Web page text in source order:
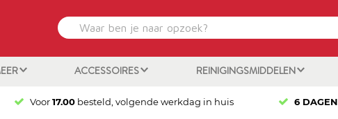
ACCESSOIRES REINIGINGSMIDDELEN
Voor17.00 besteld, volgende werkdag in huis 6 DAGEN